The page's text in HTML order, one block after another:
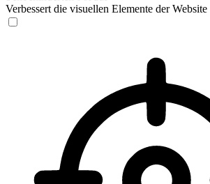
Verbessert die visuellen Elemente der Website